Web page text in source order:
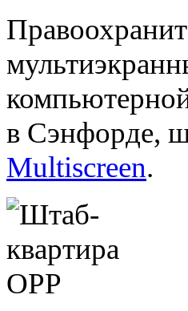
в Сэнфорде,
Multiscreen.